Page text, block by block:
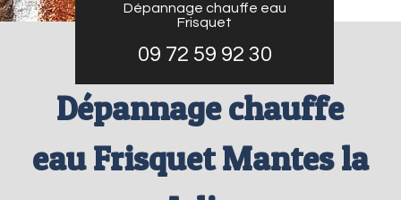
Dépannage chauffe eau
Frisquet
09 72 59 92 30
Dépannage chauffe
eau Frisquet Mantes la